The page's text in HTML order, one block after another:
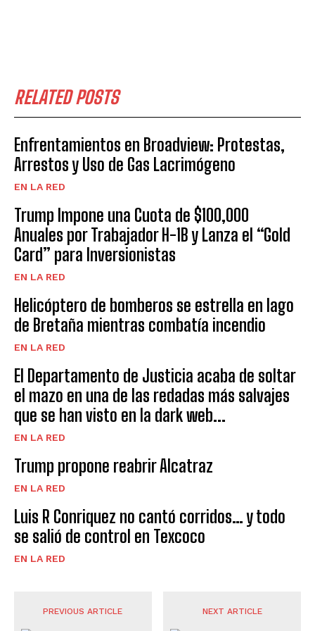
RELATED POSTS
Enfrentamientos en Broadview: Protestas,
Arrestos y Uso de Gas Lacrimógeno
EN LA RED
Trump Impone una Cuota de $100,000
Anuales por Trabajador H-1B y Lanza el “Gold
Card” para Inversionistas
EN LA RED
Helicóptero de bomberos se estrella en lago
de Bretaña mientras combatía incendio
EN LA RED
El Departamento de Justicia acaba de soltar
el mazo en una de las redadas más salvajes
que se han visto en la dark web...
EN LA RED
Trump propone reabrir Alcatraz
EN LA RED
Luis R Conriquez no cantó corridos… y todo
se salió de control en Texcoco
EN LA RED
PREVIOUS ARTICLE NEXT ARTICLE